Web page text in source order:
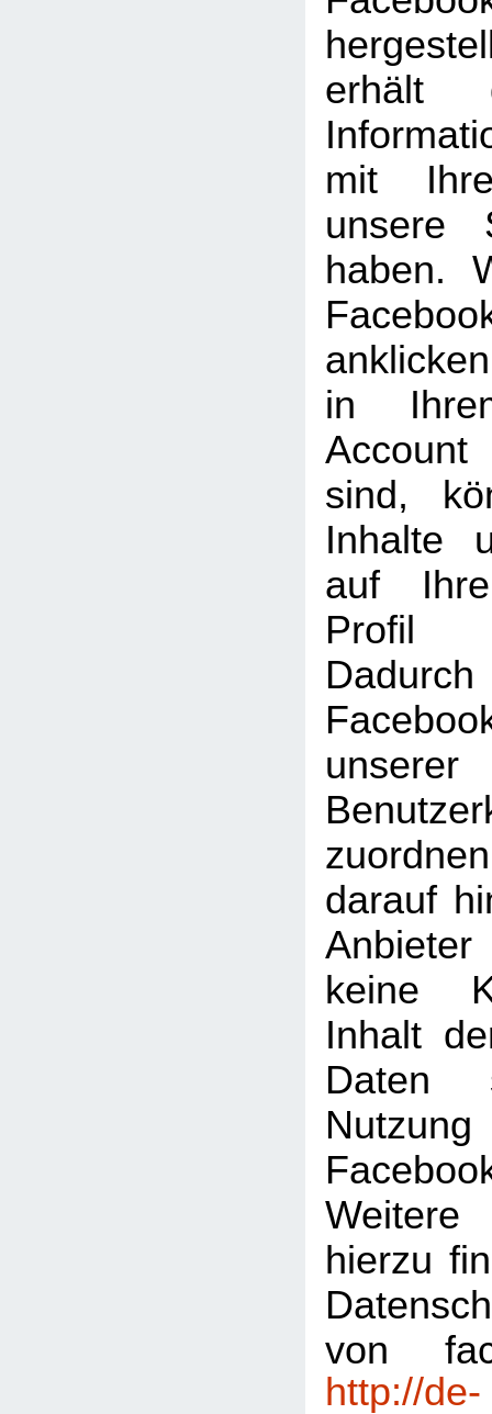
erhält
mit
unsere
haben.
in
sind,
Inhalte
auf
Profil
darauf
keine
Inhalt
Daten
Weitere
hierzu
von
http://de-